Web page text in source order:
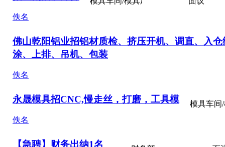
佚名
佛山乾阳铝业招铝材质检、挤压开机、调直、入
涂、上排、吊机、包装
佚名
永晟模具招CNC,慢走丝，打磨，工具模
佚名
模具车间
【急聘】财务出纳1名